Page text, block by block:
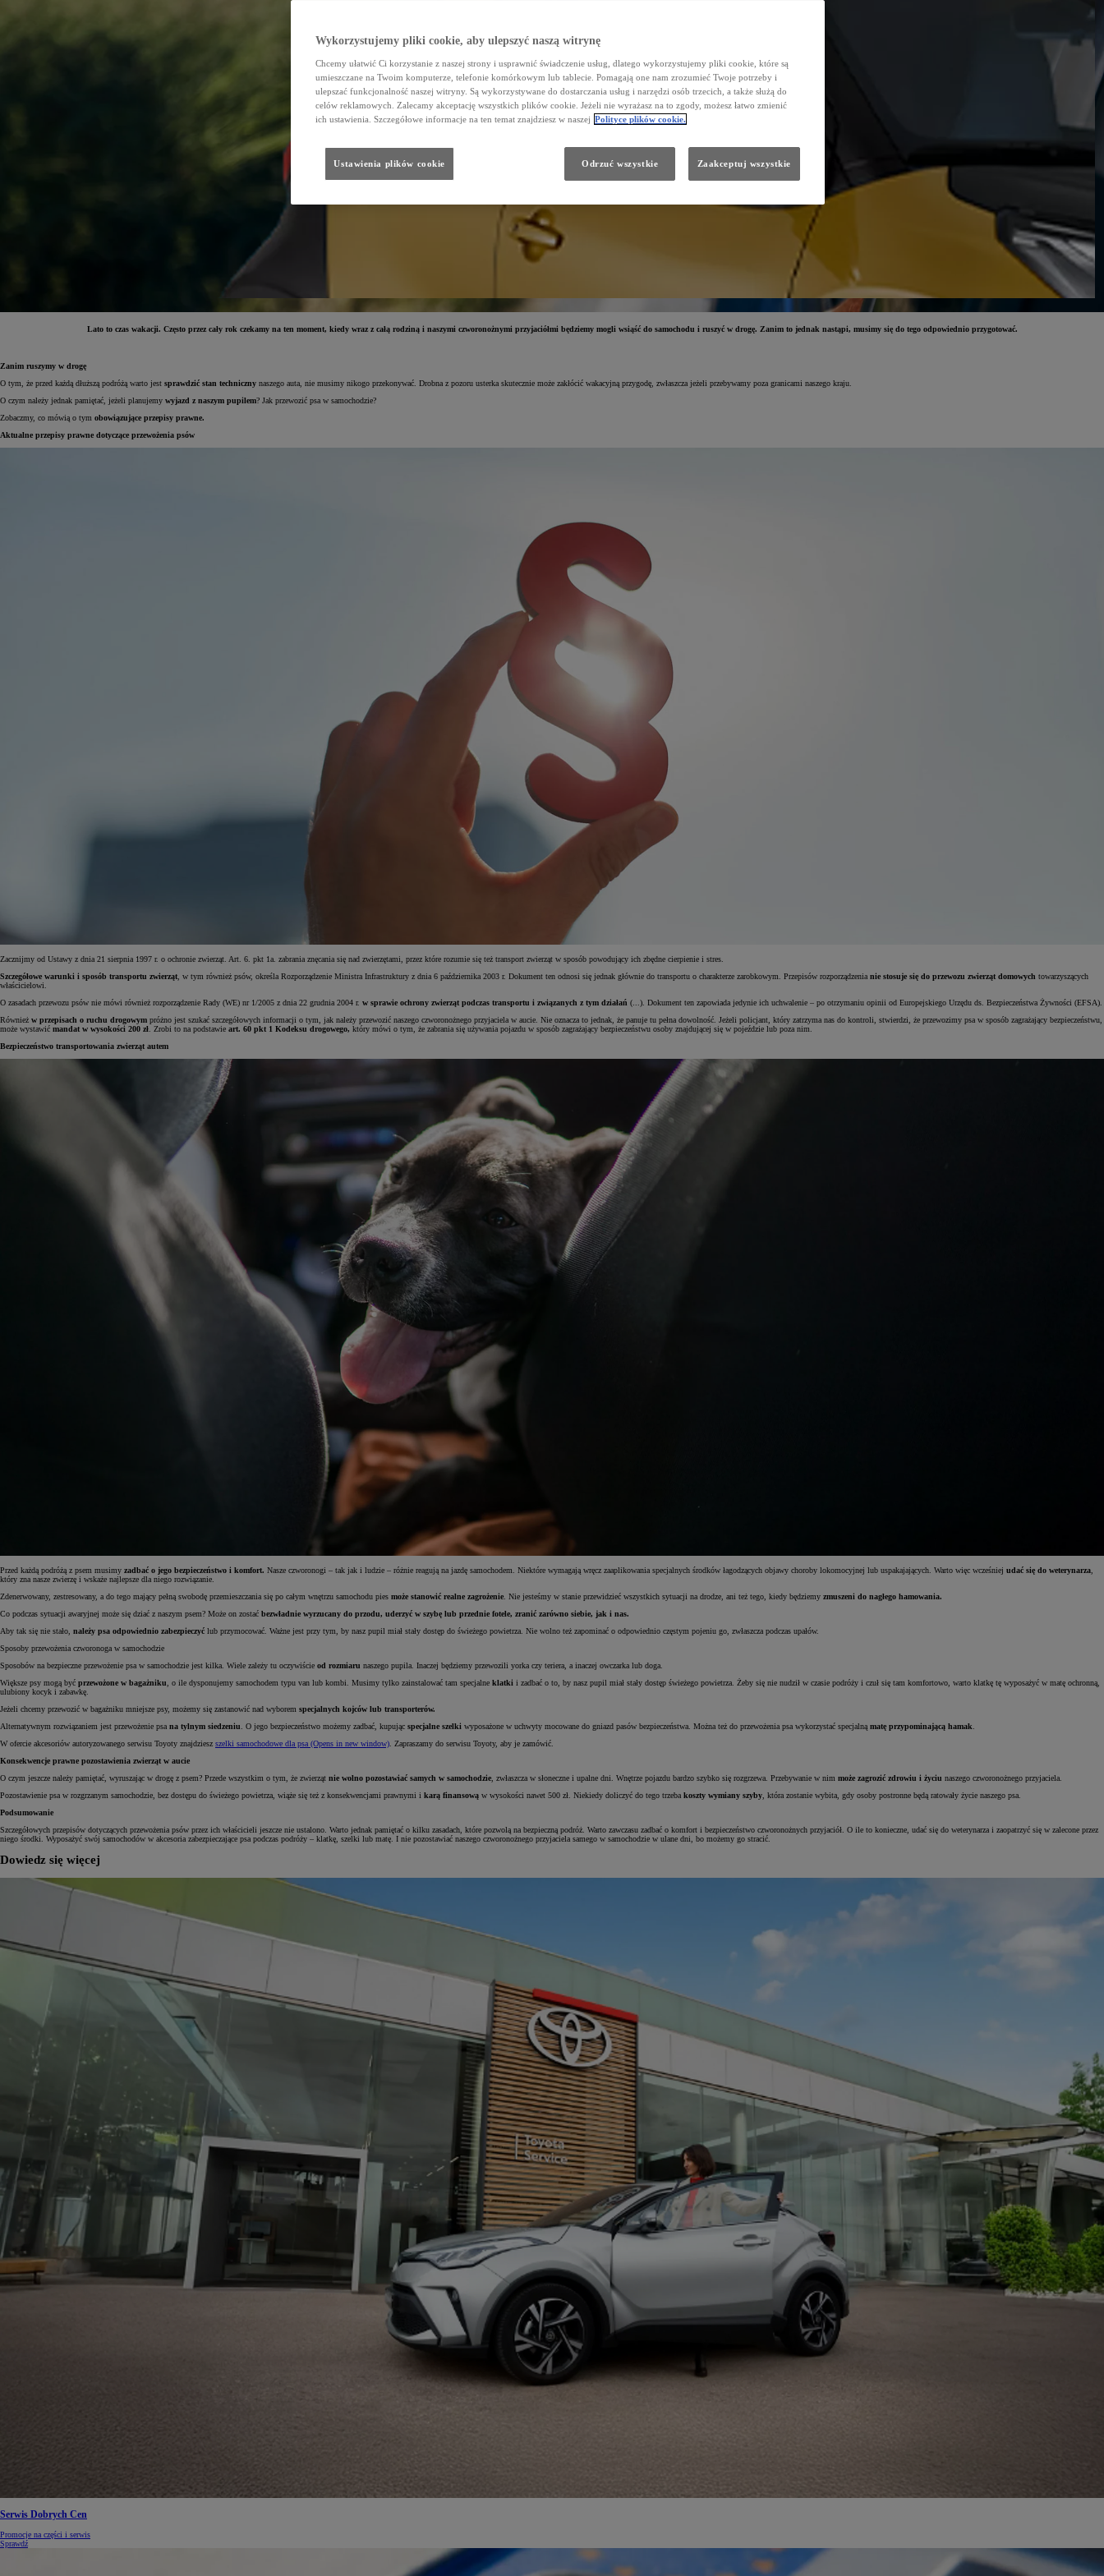
Yaris Cross
HYBRID
Od
105 300 zł
Lato to czas wakacji. Często przez cały rok czekamy na ten moment, kiedy wraz z całą rodziną i naszymi czworonożnymi przyjaciółmi będziemy mogli wsiąść do samochodu i ruszyć w drogę. Zanim to jednak nastąpi, musimy się do tego odpowiednio przygotować.
Zanim ruszymy w drogę
O tym, że przed każdą dłuższą podróżą warto jest sprawdzić stan techniczny naszego auta, nie musimy nikogo przekonywać. Drobna z pozoru usterka skutecznie może zakłócić wakacyjną przygodę, zwłaszcza jeżeli przebywamy poza granicami naszego kraju.
O czym należy jednak pamiętać, jeżeli planujemy wyjazd z naszym pupilem? Jak przewozić psa w samochodzie?
Zobaczmy, co mówią o tym obowiązujące przepisy prawne.
Aktualne przepisy prawne dotyczące przewożenia psów
Zacznijmy od Ustawy z dnia 21 sierpnia 1997 r. o ochronie zwierząt. Art. 6. pkt 1a. zabrania znęcania się nad zwierzętami, przez które rozumie się też transport zwierząt w sposób powodujący ich zbędne cierpienie i stres.
Szczegółowe warunki i sposób transportu zwierząt , w tym również psów, określa Rozporządzenie Ministra Infrastruktury z dnia 6 października 2003 r. Dokument ten odnosi się jednak głównie do transportu o charakterze zarobkowym. Przepisów rozporządzenia nie stosuje się do przewozu zwierząt domowych towarzyszących
właścicielowi.
O zasadach przewozu psów nie mówi również rozporządzenie Rady (WE) nr 1/2005 z dnia 22 grudnia 2004 r. w sprawie ochrony zwierząt podczas transportu i związanych z tym działań (...). Dokument ten zapowiada jedynie ich uchwalenie – po otrzymaniu opinii od Europejskiego Urzędu ds. Bezpieczeństwa Żywności (EFSA).
Również w przepisach o ruchu drogowym próżno jest szukać szczegółowych informacji o tym, jak należy przewozić naszego czworonożnego przyjaciela w aucie. Nie oznacza to jednak, że panuje tu pełna dowolność. Jeżeli policjant, który zatrzyma nas do kontroli, stwierdzi, że przewozimy psa w sposób zagrażający bezpieczeństwu,
może wystawić mandat w wysokości 200 zł . Zrobi to na podstawie art. 60 pkt 1 Kodeksu drogowego, który mówi o tym, że zabrania się używania pojazdu w sposób zagrażający bezpieczeństwu osoby znajdującej się w pojeździe lub poza nim.
Bezpieczeństwo transportowania zwierząt autem
Przed każdą podróżą z psem musimy zadbać o jego bezpieczeństwo i komfort. Nasze czworonogi – tak jak i ludzie – różnie reagują na jazdę samochodem. Niektóre wymagają wręcz zaaplikowania specjalnych środków łagodzących objawy choroby lokomocyjnej lub uspakajających. Warto więc wcześniej udać się do weterynarza
który zna nasze zwierzę i wskaże najlepsze dla niego rozwiązanie.
Zdenerwowany, zestresowany, a do tego mający pełną swobodę przemieszczania się po całym wnętrzu samochodu pies może stanowić realne zagrożenie . Nie jesteśmy w stanie przewidzieć wszystkich sytuacji na drodze, ani też tego, kiedy będziemy zmuszeni do nagłego hamowania.
Co podczas sytuacji awaryjnej może się dziać z naszym psem? Może on zostać bezwładnie wyrzucany do przodu, uderzyć w szybę lub przednie fotele, zranić zarówno siebie, jak i nas.
Aby tak się nie stało, należy psa odpowiednio zabezpieczyć lub przymocować. Ważne jest przy tym, by nasz pupil miał stały dostęp do świeżego powietrza. Nie wolno też zapominać o odpowiednio częstym pojeniu go, zwłaszcza podczas upałów.
Sposoby przewożenia czworonoga w samochodzie
Sposobów na bezpieczne przewożenie psa w samochodzie jest kilka. Wiele zależy tu oczywiście od rozmiaru naszego pupila. Inaczej będziemy przewozili yorka czy teriera, a inaczej owczarka lub doga.
Większe psy mogą być przewożone w bagażniku , o ile dysponujemy samochodem typu van lub kombi. Musimy tylko zainstalować tam specjalne klatki i zadbać o to, by nasz pupil miał stały dostęp świeżego powietrza. Żeby się nie nudził w czasie podróży i czuł się tam komfortowo, warto klatkę tę wyposażyć w matę ochronną,
ulubiony kocyk i zabawkę.
Jeżeli chcemy przewozić w bagażniku mniejsze psy, możemy się zastanowić nad wyborem specjalnych kojców lub transporterów.
Alternatywnym rozwiązaniem jest przewożenie psa na tylnym siedzeniu . O jego bezpieczeństwo możemy zadbać, kupując specjalne szelki wyposażone w uchwyty mocowane do gniazd pasów bezpieczeństwa. Można też do przewożenia psa wykorzystać specjalną matę przypominającą hamak
W ofercie akcesoriów autoryzowanego serwisu Toyoty znajdziesz szelki samochodowe dla psa (Opens in new window) . Zapraszamy do serwisu Toyoty, aby je zamówić.
Konsekwencje prawne pozostawienia zwierząt w aucie
O czym jeszcze należy pamiętać, wyruszając w drogę z psem? Przede wszystkim o tym, że zwierząt nie wolno pozostawiać samych w samochodzie , zwłaszcza w słoneczne i upalne dni. Wnętrze pojazdu bardzo szybko się rozgrzewa. Przebywanie w nim może zagrozić zdrowiu i życiu naszego czworonożnego przyjaciela.
Pozostawienie psa w rozgrzanym samochodzie, bez dostępu do świeżego powietrza, wiąże się też z konsekwencjami prawnymi i karą finansową w wysokości nawet 500 zł. Niekiedy doliczyć do tego trzeba koszty wymiany szyby , która zostanie wybita, gdy osoby postronne będą ratowały życie naszego psa.
Podsumowanie
Szczegółowych przepisów dotyczących przewożenia psów przez ich właścicieli jeszcze nie ustalono. Warto jednak pamiętać o kilku zasadach, które pozwolą na bezpieczną podróż. Warto zawczasu zadbać o komfort i bezpieczeństwo czworonożnych przyjaciół. O ile to konieczne, udać się do weterynarza i zaopatrzyć się w zalecone przez
niego środki. Wyposażyć swój samochodów w akcesoria zabezpieczające psa podczas podróży – klatkę, szelki lub matę. I nie pozostawiać naszego czworonożnego przyjaciela samego w samochodzie w ulane dni, bo możemy go stracić.
Dowiedz się więcej
Serwis Dobrych Cen
Promocje na części i serwis
Sprawdź
Wykorzystujemy pliki cookie, aby ulepszyć naszą witrynę
Chcemy ułatwić Ci korzystanie z naszej strony i usprawnić świadczenie usług, dlatego wykorzystujemy pliki cookie, które są
umieszczane na Twoim komputerze, telefonie komórkowym lub tablecie. Pomagają one nam zrozumieć Twoje potrzeby i
ulepszać funkcjonalność naszej witryny. Są wykorzystywane do dostarczania usług i narzędzi osób trzecich, a także służą do
celów reklamowych. Zalecamy akceptację wszystkich plików cookie. Jeżeli nie wyrażasz na to zgody, możesz łatwo zmienić
ich ustawienia. Szczegółowe informacje na ten temat znajdziesz w naszej Polityce plików cookie.
Odrzuć wszystkie Zaakceptuj wszystkie
Ustawienia plików cookie